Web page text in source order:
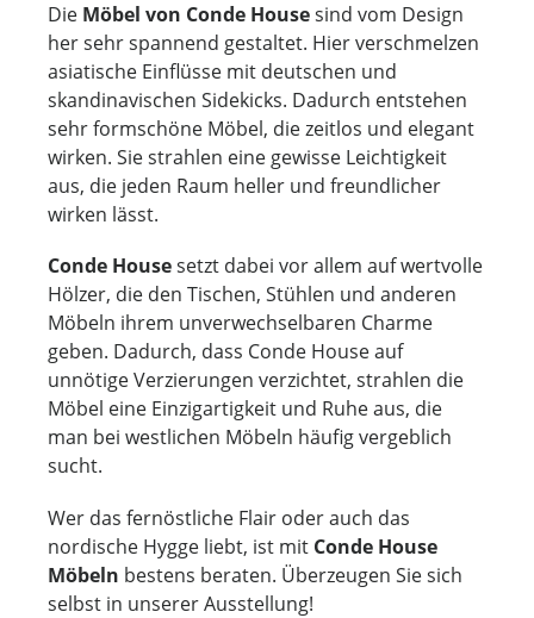
Die Möbel von Conde Housesind vom Design
her sehr spannend gestaltet. Hier verschmelzen
asiatische Einflüsse mit deutschen und
skandinavischen Sidekicks. Dadurch entstehen
sehr formschöne Möbel, die zeitlos und elegant
wirken. Sie strahlen eine gewisse Leichtigkeit
aus, die jeden Raum heller und freundlicher
wirken lässt.
Conde Housesetzt dabei vor allem auf wertvolle
Hölzer, die den Tischen, Stühlen und anderen
Möbeln ihrem unverwechselbaren Charme
geben. Dadurch, dass Conde House auf
unnötige Verzierungen verzichtet, strahlen die
Möbel eine Einzigartigkeit und Ruhe aus, die
man bei westlichen Möbeln häufig vergeblich
sucht.
Wer das fernöstliche Flair oder auch das
nordische Hygge liebt, ist mit Conde House
Möbeln bestens beraten. Überzeugen Sie sich
selbst in unserer Ausstellung!